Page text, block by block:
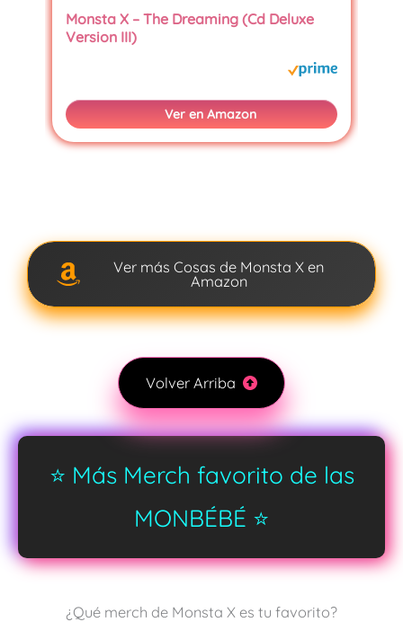
Monsta X – The Dreaming (Cd Deluxe
Version III)
Ver en Amazon
Ver más Cosas de Monsta X en
Amazon
Volver Arriba
⭐️ Más Merch favorito de las
MONBÉBÉ ⭐️
¿Qué merch de Monsta X es tu favorito?